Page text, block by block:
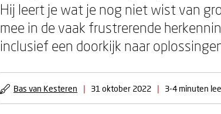
Hij leert je wat je nog niet wist van
mee in de vaak frustrerende
inclusief een doorkijk naar
Bas van Kesteren | 31 oktober 2022 | 3-4 minuten